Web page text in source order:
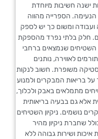
ישנה חשיבות מיוחדת
הנעימה. הספרייה מהווה
ומשום כך יש לספק
חלק בלתי נפרד מהספקת
השטיחים שנמצאים ברחבי
לאווירה, נותנים
משופרת. חשוב לנקות
על בריאות המבקרים ולמנוע
מתמלאים באבק ולכלוך,
אלא גם בבעיה בריאותית
נושמים. ניקיון השטיחים
שחברת ניקיון מהיר
ושירות גבוהה ללא